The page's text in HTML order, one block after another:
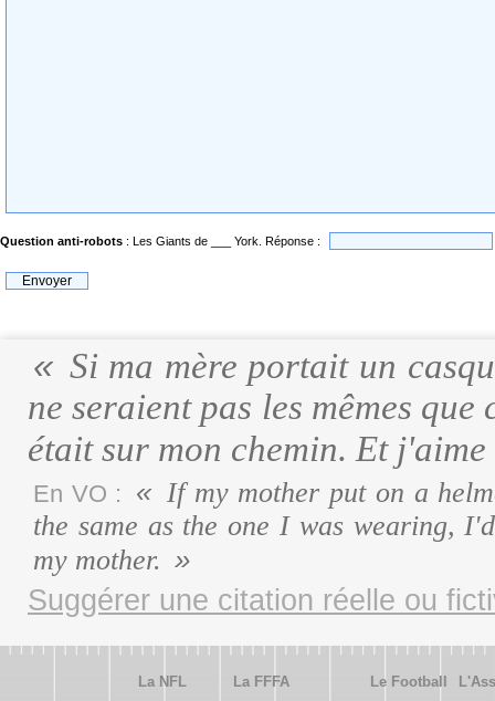
Question anti-robots : Les Giants de ___ York. Réponse :
Si ma mère portait un
ne seraient pas les mêmes
était sur mon chemin. Et
En VO :
If my mother put on a
the same as the one I was wearing,
my mother.
Suggérer une citation réelle ou
La NFL
La FFFA
Le Football